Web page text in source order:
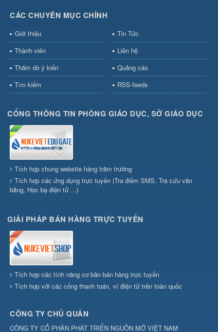
CÁC CHUYÊN MỤC CHÍNH
Giới thiệu
Tin Tức
Thành viên
Liên hệ
Thăm dò ý kiến
Quảng cáo
Tìm kiếm
RSS-feeds
CỔNG THÔNG TIN PHÒNG GIÁO DỤC, SỞ GIÁO DỤC
Tích hợp chung website hàng trăm trường
Tích hợp các ứng dụng trực tuyến (Tra điểm SMS, Tra cứu văn
bằng, Học bạ điện tử ...)
GIẢI PHÁP BÁN HÀNG TRỰC TUYẾN
Tích hợp các tính năng cơ bản bán hàng trực tuyến
Tích hợp với các cổng thanh toán, ví điện tử trên toàn quốc
CÔNG TY CHỦ QUẢN
CÔNG TY CỔ PHẦN PHÁT TRIỂN NGUỒN MỞ VIỆT NAM